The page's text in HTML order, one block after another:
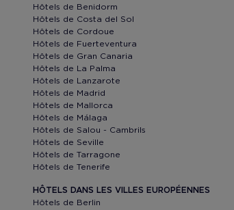
Hôtels de Benidorm
Hôtels de Costa del Sol
Hôtels de Cordoue
Hôtels de Fuerteventura
Hôtels de Gran Canaria
Hôtels de La Palma
Hôtels de Lanzarote
Hôtels de Madrid
Hôtels de Mallorca
Hôtels de Málaga
Hôtels de Salou - Cambrils
Hôtels de Seville
Hôtels de Tarragone
Hôtels de Tenerife
HÔTELS DANS LES VILLES EUROPÉENNES
Hôtels de Berlin